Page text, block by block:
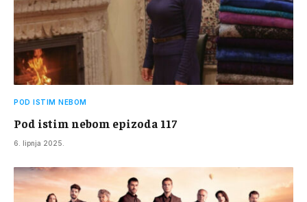
POD ISTIM NEBOM
Pod istim nebom epizoda 117
6. lipnja 2025.